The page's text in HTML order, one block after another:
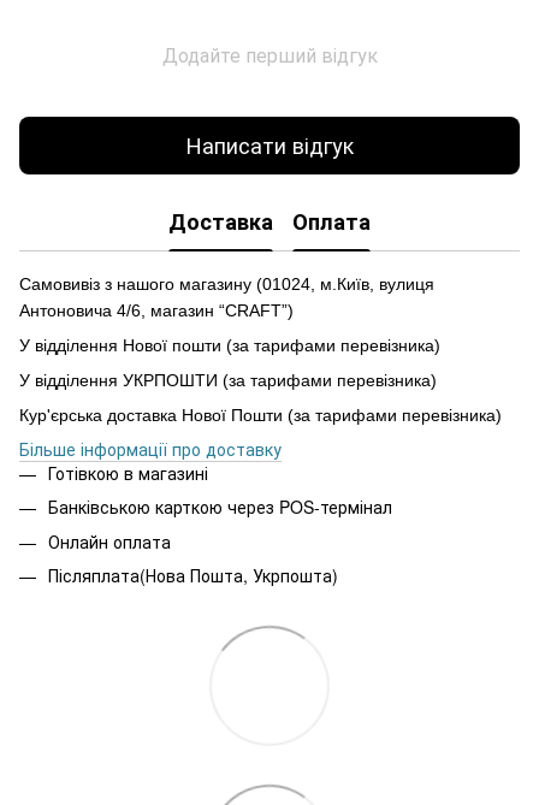
Додайте перший відгук
Написати відгук
Доставка Оплата
Самовивіз з нашого магазину (01024, м.Київ, вулиця
Антоновича 4/6, магазин “CRAFT”)
У відділення Нової пошти (за тарифами перевізника)
У відділення УКРПОШТИ (за тарифами перевізника)
Кур'єрська доставка Нової Пошти (за тарифами перевізника)
Більше інформації про доставку
Готівкою в магазині
Банківською карткою через POS-термінал
Онлайн оплата
Післяплата(Нова Пошта, Укрпошта)